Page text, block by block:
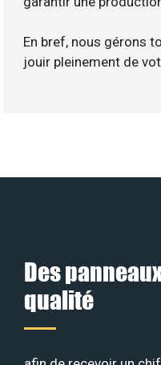
En bref, nous gérons
jouir pleinement de
Des
qualité